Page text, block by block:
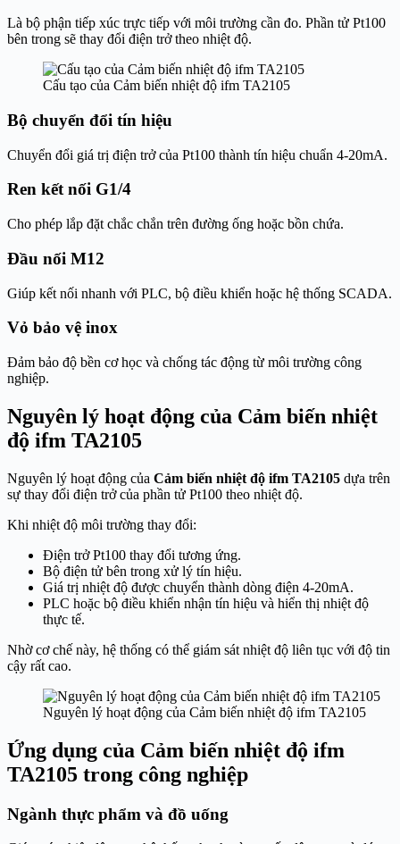
Là bộ phận tiếp xúc trực tiếp với môi trường cần đo. Phần tử Pt100
bên trong sẽ thay đổi điện trở theo nhiệt độ.
Cấu tạo của Cảm biến nhiệt độ ifm TA2105
Bộ chuyển đổi tín hiệu
Chuyển đổi giá trị điện trở của Pt100 thành tín hiệu chuẩn 4-20mA.
Ren kết nối G1/4
Cho phép lắp đặt chắc chắn trên đường ống hoặc bồn chứa.
Đầu nối M12
Giúp kết nối nhanh với PLC, bộ điều khiển hoặc hệ thống SCADA.
Vỏ bảo vệ inox
Đảm bảo độ bền cơ học và chống tác động từ môi trường công
nghiệp.
Nguyên lý hoạt động của Cảm biến nhiệt
độ ifm TA2105
Nguyên lý hoạt động của Cảm biến nhiệt độ ifm TA2105 dựa trên
sự thay đổi điện trở của phần tử Pt100 theo nhiệt độ.
Khi nhiệt độ môi trường thay đổi:
Điện trở Pt100 thay đổi tương ứng.
Bộ điện tử bên trong xử lý tín hiệu.
Giá trị nhiệt độ được chuyển thành dòng điện 4-20mA.
PLC hoặc bộ điều khiển nhận tín hiệu và hiển thị nhiệt độ
thực tế.
Nhờ cơ chế này, hệ thống có thể giám sát nhiệt độ liên tục với độ tin
cậy rất cao.
Nguyên lý hoạt động của Cảm biến nhiệt độ ifm TA2105
Ứng dụng của Cảm biến nhiệt độ ifm
TA2105 trong công nghiệp
Ngành thực phẩm và đồ uống